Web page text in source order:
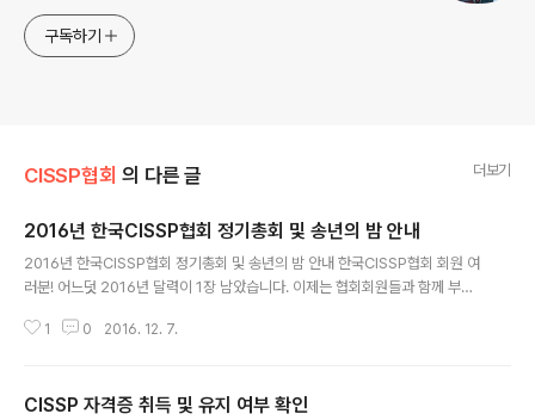
구독하기
CISSP협회 의 다른 글 더보기
2016년 한국CISSP협회 정기총회 및 송년의 밤 안내
2016년 한국CISSP협회 정기총회 및 송년의 밤 안내 한국CISSP협회 회원 여
러분! 어느덧 2016년 달력이 1장 남았습니다. 이제는 협회회원들과 함께 부족
일정으로 협회 정기총회 및 송년의 밤 행사를 진행하고자 하오니 회원 여러분의
22:00 C. 장 소 : 강남토즈타워점 2층 (약도) 서울특별시 강남구 강남대로 84
1 0 2016. 12. 7.
CISSP 자격증 취득 및 유지 여부 확인